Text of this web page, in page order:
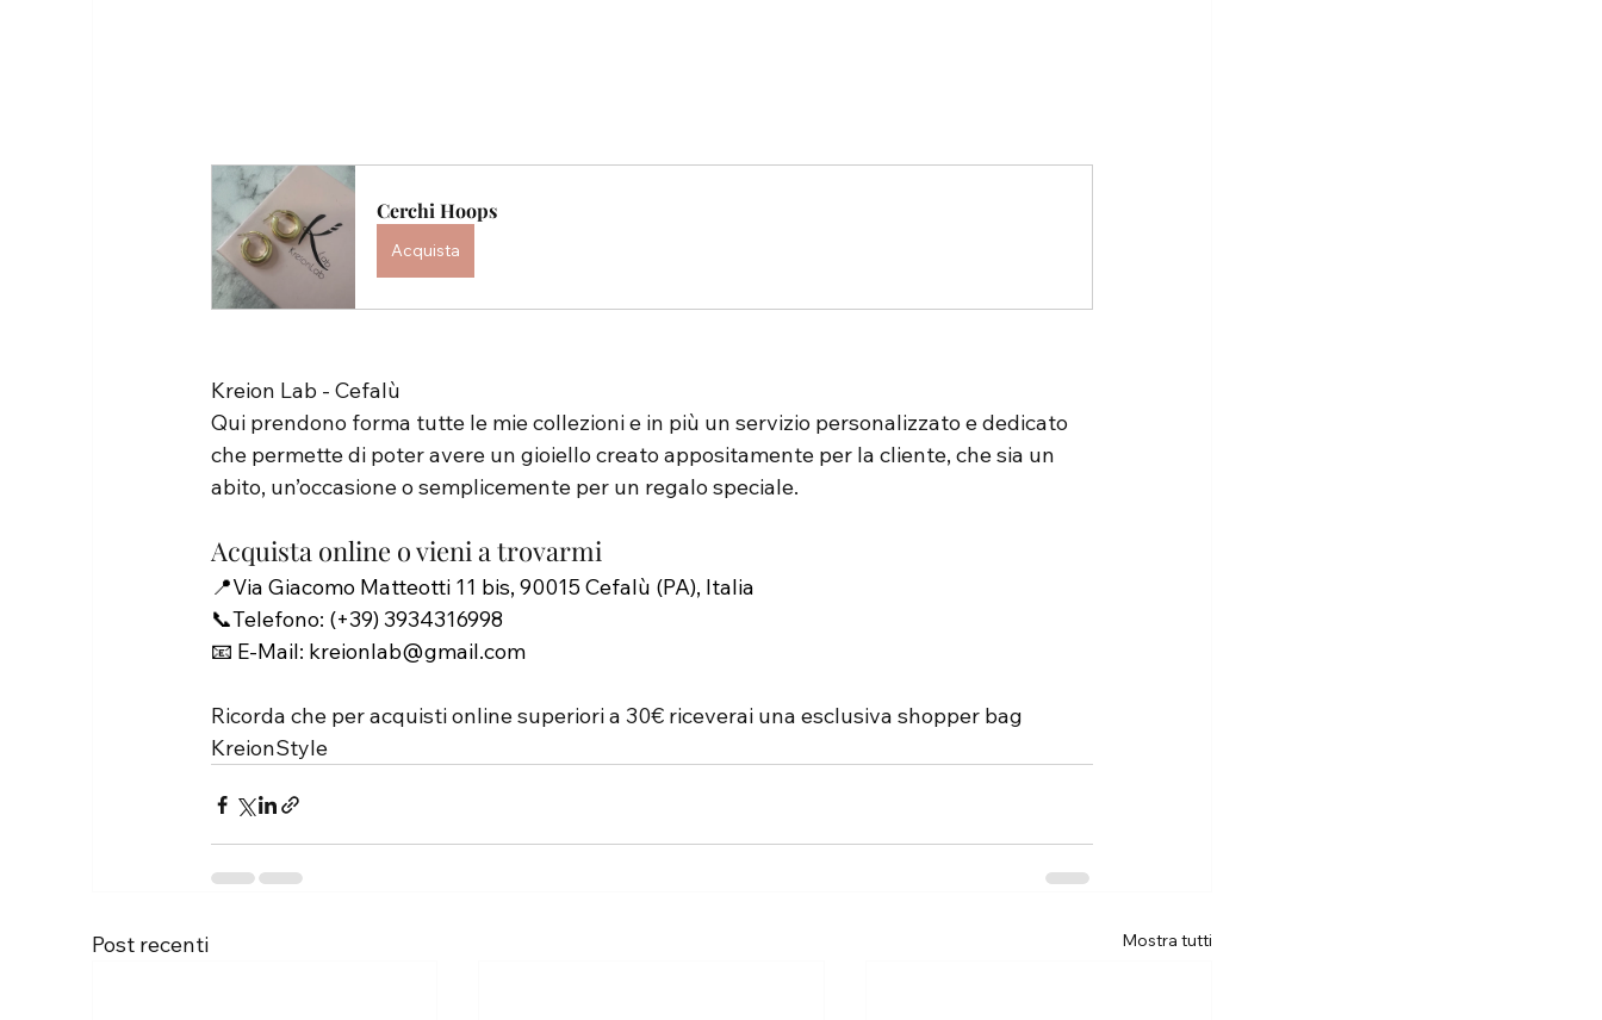
Cerchi Hoops
Acquista
Kreion Lab - Cefalù
Qui prendono forma tutte le mie collezioni e in più un servizio personalizzato e dedicato
che permette di poter avere un gioiello creato appositamente per la cliente, che sia un
abito, un’occasione o semplicemente per un regalo speciale.
Acquista online o vieni a trovarmi
📍Via Giacomo Matteotti 11 bis, 90015 Cefalù (PA), Italia
📞Telefono: (+39) 3934316998
📧 E-Mail: kreionlab@gmail.com
Ricorda che per acquisti online superiori a 30€ riceverai una esclusiva shopper bag
KreionStyle
Post recenti Mostra tutti